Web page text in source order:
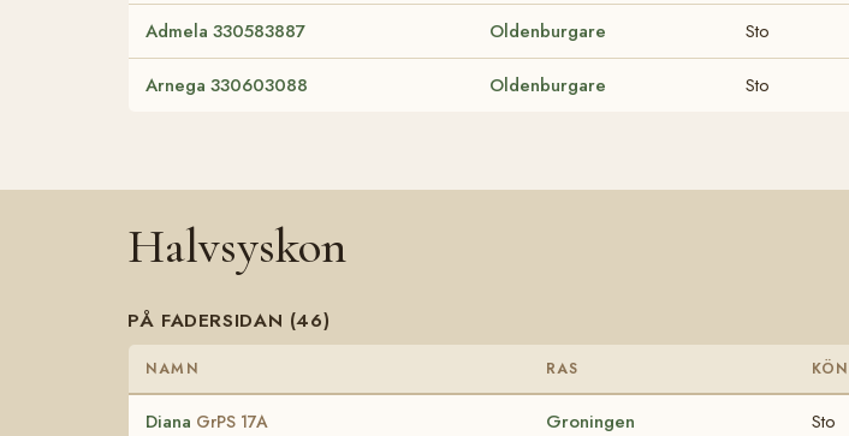
Admela 330583887 Oldenburgare Sto
Arnega 330603088 Oldenburgare Sto
Halvsyskon
PÅ FADERSIDAN (46)
NAMN RAS KÖN
Diana GrPS 17A Groningen Sto